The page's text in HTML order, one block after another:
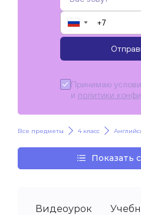
▼
Принимаю
и политики
Все предметы 4 класс
Показать
Видеоурок